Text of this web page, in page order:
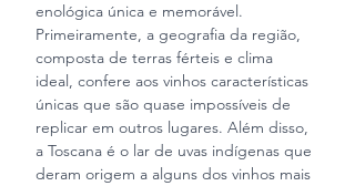
enológica única e memorável.
Primeiramente, a geografia da região,
composta de terras férteis e clima
ideal, confere aos vinhos características
únicas que são quase impossíveis de
replicar em outros lugares. Além disso,
a Toscana é o lar de uvas indígenas que
deram origem a alguns dos vinhos mais